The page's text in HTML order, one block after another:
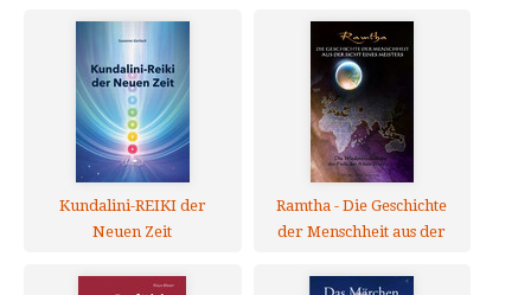
Kundalini-REIKI der
Neuen Zeit
Ramtha - Die Geschichte
der Menschheit aus der